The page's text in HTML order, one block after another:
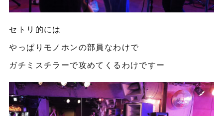
セトリ的には
やっぱりモノホンの部員なわけで
ガチミスチラーで攻めてくるわけですー